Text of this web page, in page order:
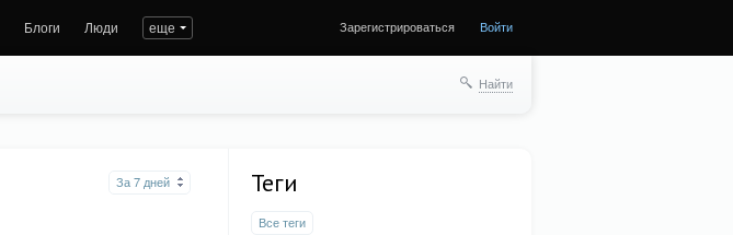
Блоги Люди еще Зарегистрироваться Войти
Найти
Теги
Все теги
За 7 дней